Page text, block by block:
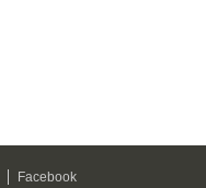
Facebook